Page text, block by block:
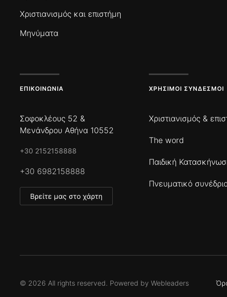
Χριστιανισμός και επιστήμη
Μηνύματα
ΕΠΙΚΟΙΝΩΝΊΑ
Σοφοκλέους 52 &
Μενάνδρου Αθήνα 10552
+30 2152158888
+30 6982158888
Βρείτε μας στο χάρτη
ΧΡΉΣΙΜΟΙ ΣΎΝΔΕΣΜΟΙ
Χριστιανισμός &
The word
Παιδική
Πνευματικό
© 2026 All rights reserved. Powered by Webleaders